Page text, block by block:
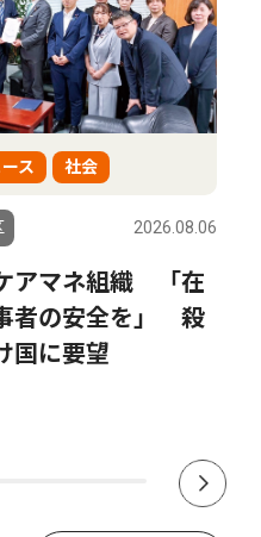
ス 社会
2026.08.06
アマネ組織 「在
者の安全を」 殺
国に要望